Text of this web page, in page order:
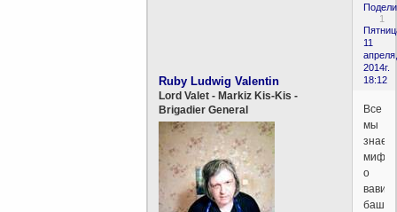
1
11
апреля,
2014г.
18:12
Ruby Ludwig Valentin
Lord Valet - Markiz Kis-Kis -
Brigadier General
Все
мы
знаем
миф
о